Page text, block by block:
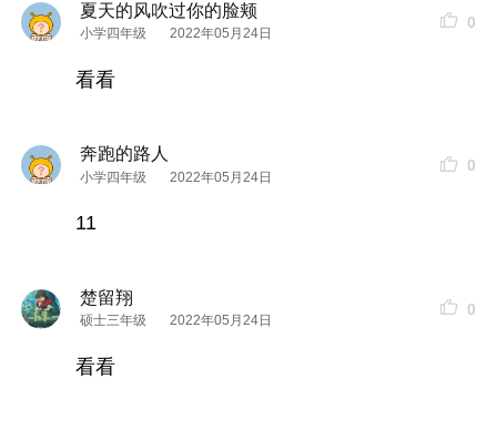
夏天的风吹过你的脸颊
小学四年级 2022年05月24日
0
看看
奔跑的路人
小学四年级 2022年05月24日
0
11
楚留翔
硕士三年级 2022年05月24日
0
看看